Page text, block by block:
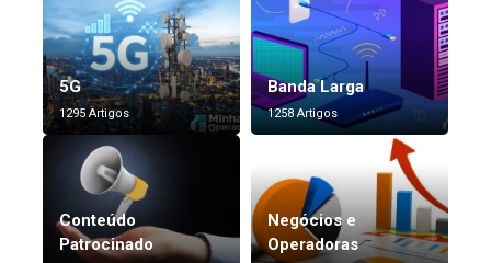
5G
1295 Artigos
Banda Larga
1258 Artigos
Conteúdo
Patrocinado
Negócios e
Operadoras